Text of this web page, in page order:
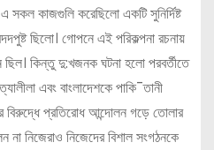
কাজগুলি করেছিলো একটি সুনির্দিষ্ট
ছিলো। গোপনে এই পরিকল্পনা রচনায়
ছিল। কিন্তু দু:খজনক ঘটনা হলো পরবর্তীতে
এবং বাংলাদেশকে পাকি¯তানী
বিরুদ্ধে প্রতিরোধ আন্দোলন গড়ে তোলার
নিজেরাও নিজেদের বিশাল সংগঠনকে